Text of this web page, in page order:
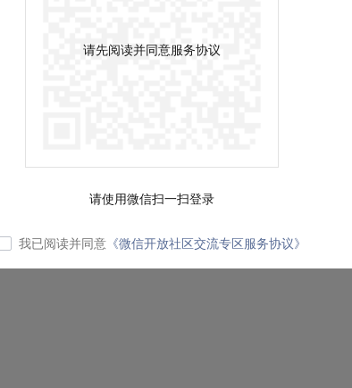
请先阅读并同意服务协议
请使用微信扫一扫登录
我已阅读并同意 《微信开放社区交流专区服务协议》